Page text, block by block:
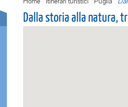
Dalla storia alla natura,